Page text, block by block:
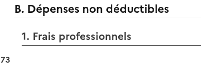
B. Dépenses non déductibles
1. Frais professionnels
73